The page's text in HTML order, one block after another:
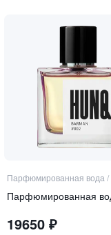
Парфюмированная вода/
19650 ₽